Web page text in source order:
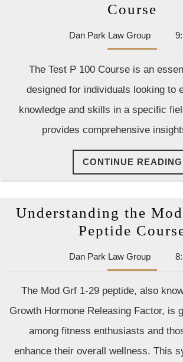
Course
Dan Park Law GroupDan
Park
Group
The Test P 100 Course is an
designed for individuals looking to
knowledge and skills in a specific
provides comprehensive
CONTINUE READING
Understanding the
Peptide
Dan Park Law GroupDan
Park
Group
The Mod Grf 1-29 peptide, also
Growth Hormone Releasing Factor, is
among fitness enthusiasts and
enhance their overall wellness. This